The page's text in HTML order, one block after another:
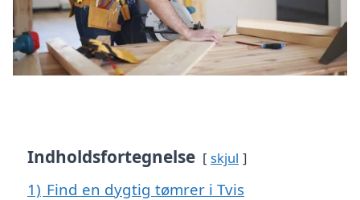
Indholdsfortegnelse skjul
1) Find en dygtig tømrer i Tvis